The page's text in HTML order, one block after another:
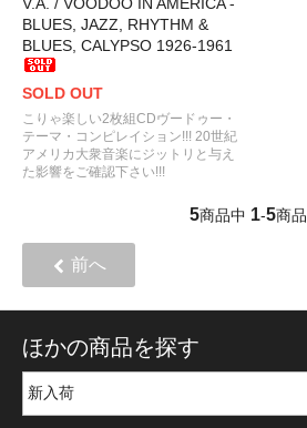
BLUES, JAZZ, RHYTHM &
BLUES, CALYPSO 1926-1961
SOLD OUT
こりゃ楽しい2枚組CDヴードゥー・
テーマ・コンピレイション!!! 20世紀
アメリカ大衆音楽にジットリと与え
た影響をご確認下さい!!!
5商品中 1-5商品
前へ
ほかの商品を探す